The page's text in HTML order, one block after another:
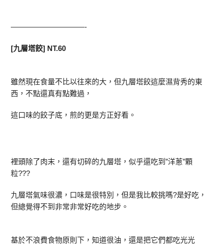
——————————-
[九層塔餃] NT.60
雖然現在食量不比以往來的大，但九層塔餃這麼濕背秀的東
西，不點還真有點難過，
這口味的餃子底，煎的更是方正好看。
裡頭除了肉末，還有切碎的九層塔，似乎還吃到”洋蔥”顆
粒???
九層塔氣味很濃，口味是很特別，但是我比較挑嗎?是好吃，
但總覺得不到非常非常好吃的地步。
基於不浪費食物原則下，知道很油，還是把它們都吃光光